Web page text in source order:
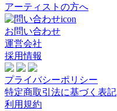
アーティストの方へ
お問い合わせ
運営会社
採用情報
プライバシーポリシー
特定商取引法に基づく表記
利用規約